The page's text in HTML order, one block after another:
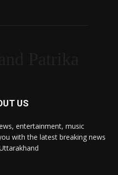
US
entertainment, music
with the latest breaking news